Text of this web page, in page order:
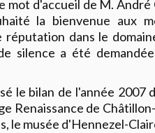
mot d'accueil de M. André
la bienvenue aux
réputation dans le
silence a été
le bilan de l'année 2007
Renaissance de
le musée d'Hennezel-